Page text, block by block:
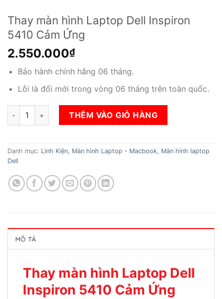
Thay màn hình Laptop Dell Inspiron
5410 Cảm Ứng
2.550.000₫
Bảo hành chính hãng 06 tháng.
Lỗi là đổi mới trong vòng 06 tháng trên toàn quốc.
Thay màn hình Laptop Dell Inspiron 5410 Cảm Ứng số lượng
THÊM VÀO GIỎ HÀNG
Danh mục: Linh Kiện, Màn hình Laptop - Macbook, Màn hình laptop
Dell
MÔ TẢ
Thay màn hình Laptop Dell
Inspiron 5410 Cảm Ứng